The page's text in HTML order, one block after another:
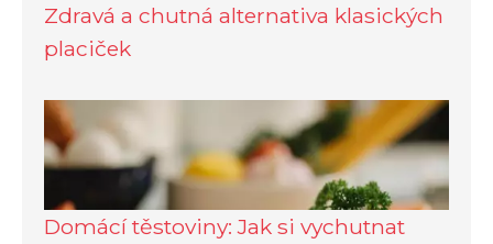
Zdravá a chutná alternativa klasických
placiček
Domácí těstoviny: Jak si vychutnat